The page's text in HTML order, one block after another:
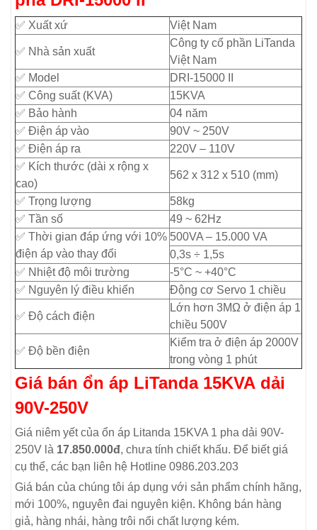
✅ Xuất xứ Việt Nam
✅ Nhà sản xuất
Công ty cổ phần LiTanda
Việt Nam
✅ Model
DRI-15000 II
✅ Công suất (KVA)
15KVA
✅ Bảo hành
04 năm
✅ Điện áp vào
90V ~ 250V
✅ Điện áp ra
220V – 110V
✅ Kích thước (dài x rộng x
cao)
562 x 312 x 510 (mm)
✅ Trọng lượng
58kg
✅ Tần số
49 ~ 62Hz
✅ Thời gian đáp ứng với 10%
điện áp vào thay đổi
500VA – 15.000 VA
0,3s ÷ 1,5s
✅ Nhiệt độ môi trường
-5°C ~ +40°C
✅ Nguyên lý điều khiển
Động cơ Servo 1 chiều
✅ Độ cách điện
Lớn hơn 3MΩ ở điện áp 1
chiều 500V
✅ Độ bền điện
Kiểm tra ở điện áp 2000V
trong vòng 1 phút
Giá bán ổn áp LiTanda 15KVA dải
90V-250V
Giá niêm yết của ổn áp Litanda 15KVA 1 pha dải 90V-
250V là 17.850.000đ, chưa tính chiết khấu. Để biết giá
cụ thể, các bạn liên hệ Hotline 0986.203.203
Giá bán của chúng tôi áp dụng với sản phẩm chính hãng,
mới 100%, nguyên đai nguyên kiện. Không bán hàng
giả, hàng nhái, hàng trôi nổi chất lượng kém.